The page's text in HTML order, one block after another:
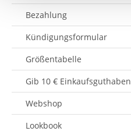
Bezahlung
Kündigungsformular
Größentabelle
Gib 10 € Einkaufsguthaben
Webshop
Lookbook